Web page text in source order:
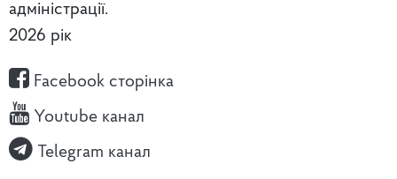
адміністрації.
2026 рік
Facebook сторінка
Youtube канал
Telegram канал